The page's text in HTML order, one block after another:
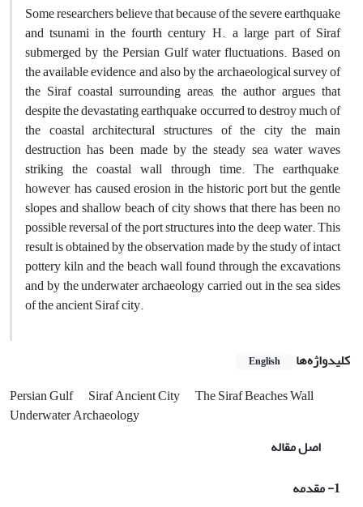
Some researchers believe that because of the severe earthquake
and tsunami in the fourth century H., a large part of Siraf
submerged by the Persian Gulf water fluctuations. Based on
the available evidence and also by the archaeological survey of
the Siraf coastal surrounding areas, the author argues that
despite the devastating earthquake occurred to destroy much of
the coastal architectural structures of the city the main
destruction has been made by the steady sea water waves
striking the coastal wall through time. The earthquake,
however, has caused erosion in the historic port but the gentle
slopes and shallow beach of city shows that there has been no
possible reversal of the port structures into the deep water. This
result is obtained by the observation made by the study of intact
pottery kiln and the beach wall found through the excavations
and by the underwater archaeology carried out in the sea sides
of the ancient Siraf city.
کلیدواژه‌ها English
Persian Gulf Siraf Ancient City
The Siraf Beaches Wall
Underwater Archaeology
اصل مقاله
1- مقدمه